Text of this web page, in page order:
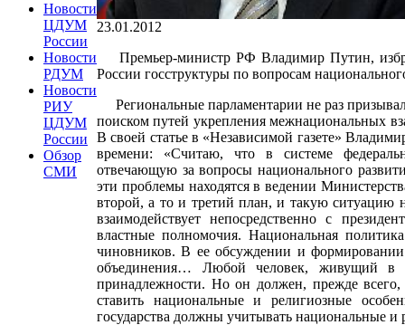
Новости
ЦДУМ
России
Новости
РДУМ
Новости
РИУ
ЦДУМ
России
Обзор
СМИ
23.01.2012
Премьер-министр РФ Владимир Путин,
России гос­структуры по вопросам
Региональные парламентарии не раз
поиском путей укрепления межнациональных
В своей статье в «Независи­мой газете»
времени: «Считаю, что в системе
отвечающую за вопросы национального
эти проблемы находятся в ведении
вто­рой, а то и третий план, и такую ситуацию
взаимодействует непосредственно с
властные полномочия. Национальная
чиновников. В ее обсуждении и
объединения… Любой человек, живущий в
принадлежности. Но он должен, прежде
ставить национальные и религиозные
государства должны учитывать национальные и